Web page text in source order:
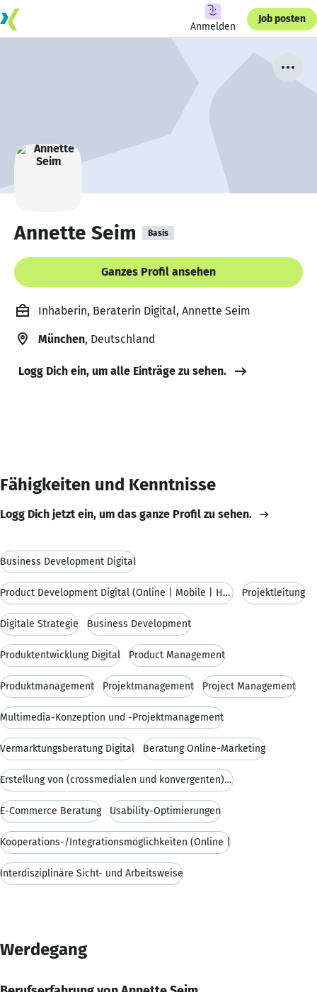
Anmelden
Job posten
Annette Seim Basis
Ganzes Profil ansehen
Inhaberin, Beraterin Digital, Annette Seim
München, Deutschland
Logg Dich ein, um alle Einträge zu sehen.
Fähigkeiten und Kenntnisse
Logg Dich jetzt ein, um das ganze Profil zu sehen.
Business Development Digital
Product Development Digital (Online | Mobile | Hbb Projektleitung
Digitale Strategie Business Development
Produktentwicklung Digital Product Management
Produktmanagement Projektmanagement Project Management
Multimedia-Konzeption und -Projektmanagement
Vermarktungsberatung Digital Beratung Online-Marketing
Erstellung von (crossmedialen und konvergenten) Ve
E-Commerce Beratung Usability-Optimierungen
Kooperations-/Integrationsmöglichkeiten (Online |
Interdisziplinäre Sicht- und Arbeitsweise
Werdegang